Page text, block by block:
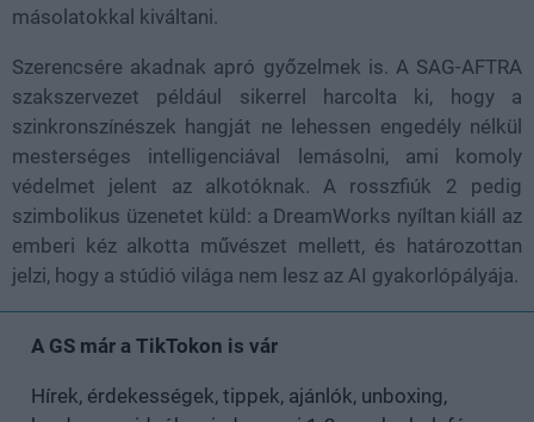
másolatokkal kiváltani.
Szerencsére akadnak apró győzelmek is. A SAG-AFTRA
szakszervezet például sikerrel harcolta ki, hogy a
szinkronszínészek hangját ne lehessen engedély nélkül
mesterséges intelligenciával lemásolni, ami komoly
védelmet jelent az alkotóknak. A rosszfiúk 2 pedig
szimbolikus üzenetet küld: a DreamWorks nyíltan kiáll az
emberi kéz alkotta művészet mellett, és határozottan
jelzi, hogy a stúdió világa nem lesz az AI gyakorlópályája.
A GS már a TikTokon is vár
Hírek, érdekességek, tippek, ajánlók, unboxing,